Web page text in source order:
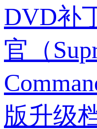
DVD补
官（
版升级